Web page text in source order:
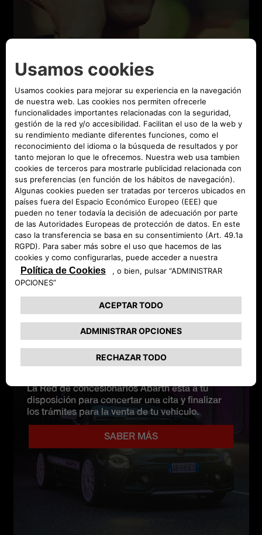
¿POR QUÉ ELEGIR ABARTH
TASACIÓN?
Una alternativa que te evitará sorpresas cuando
quieras conocer el valor de tu vehículo
Infórmate de las diferentes etapas de la venta de
tu vehículo en tu punto de venta Abarth.
SABER MÁS
LA RED ABARTH
Nuestros expertos te escuchan
La Red de concesionarios Abarth está a tu
disposición para concertar una cita y finalizar
los trámites para la venta de tu vehículo.
SABER MÁS